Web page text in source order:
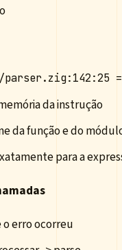
da instrução
da função e do
para a
o erro ocorreu